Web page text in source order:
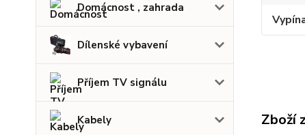
Domácnost , zahrada
Dílenské vybavení
Příjem TV signálu
Kabely Zboží